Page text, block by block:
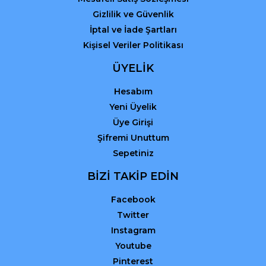
Gizlilik ve Güvenlik
İptal ve İade Şartları
Kişisel Veriler Politikası
ÜYELİK
Hesabım
Yeni Üyelik
Üye Girişi
Şifremi Unuttum
Sepetiniz
BİZİ TAKİP EDİN
Facebook
Twitter
Instagram
Youtube
Pinterest